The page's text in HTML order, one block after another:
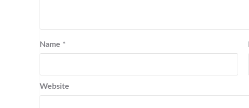
Name *
Website